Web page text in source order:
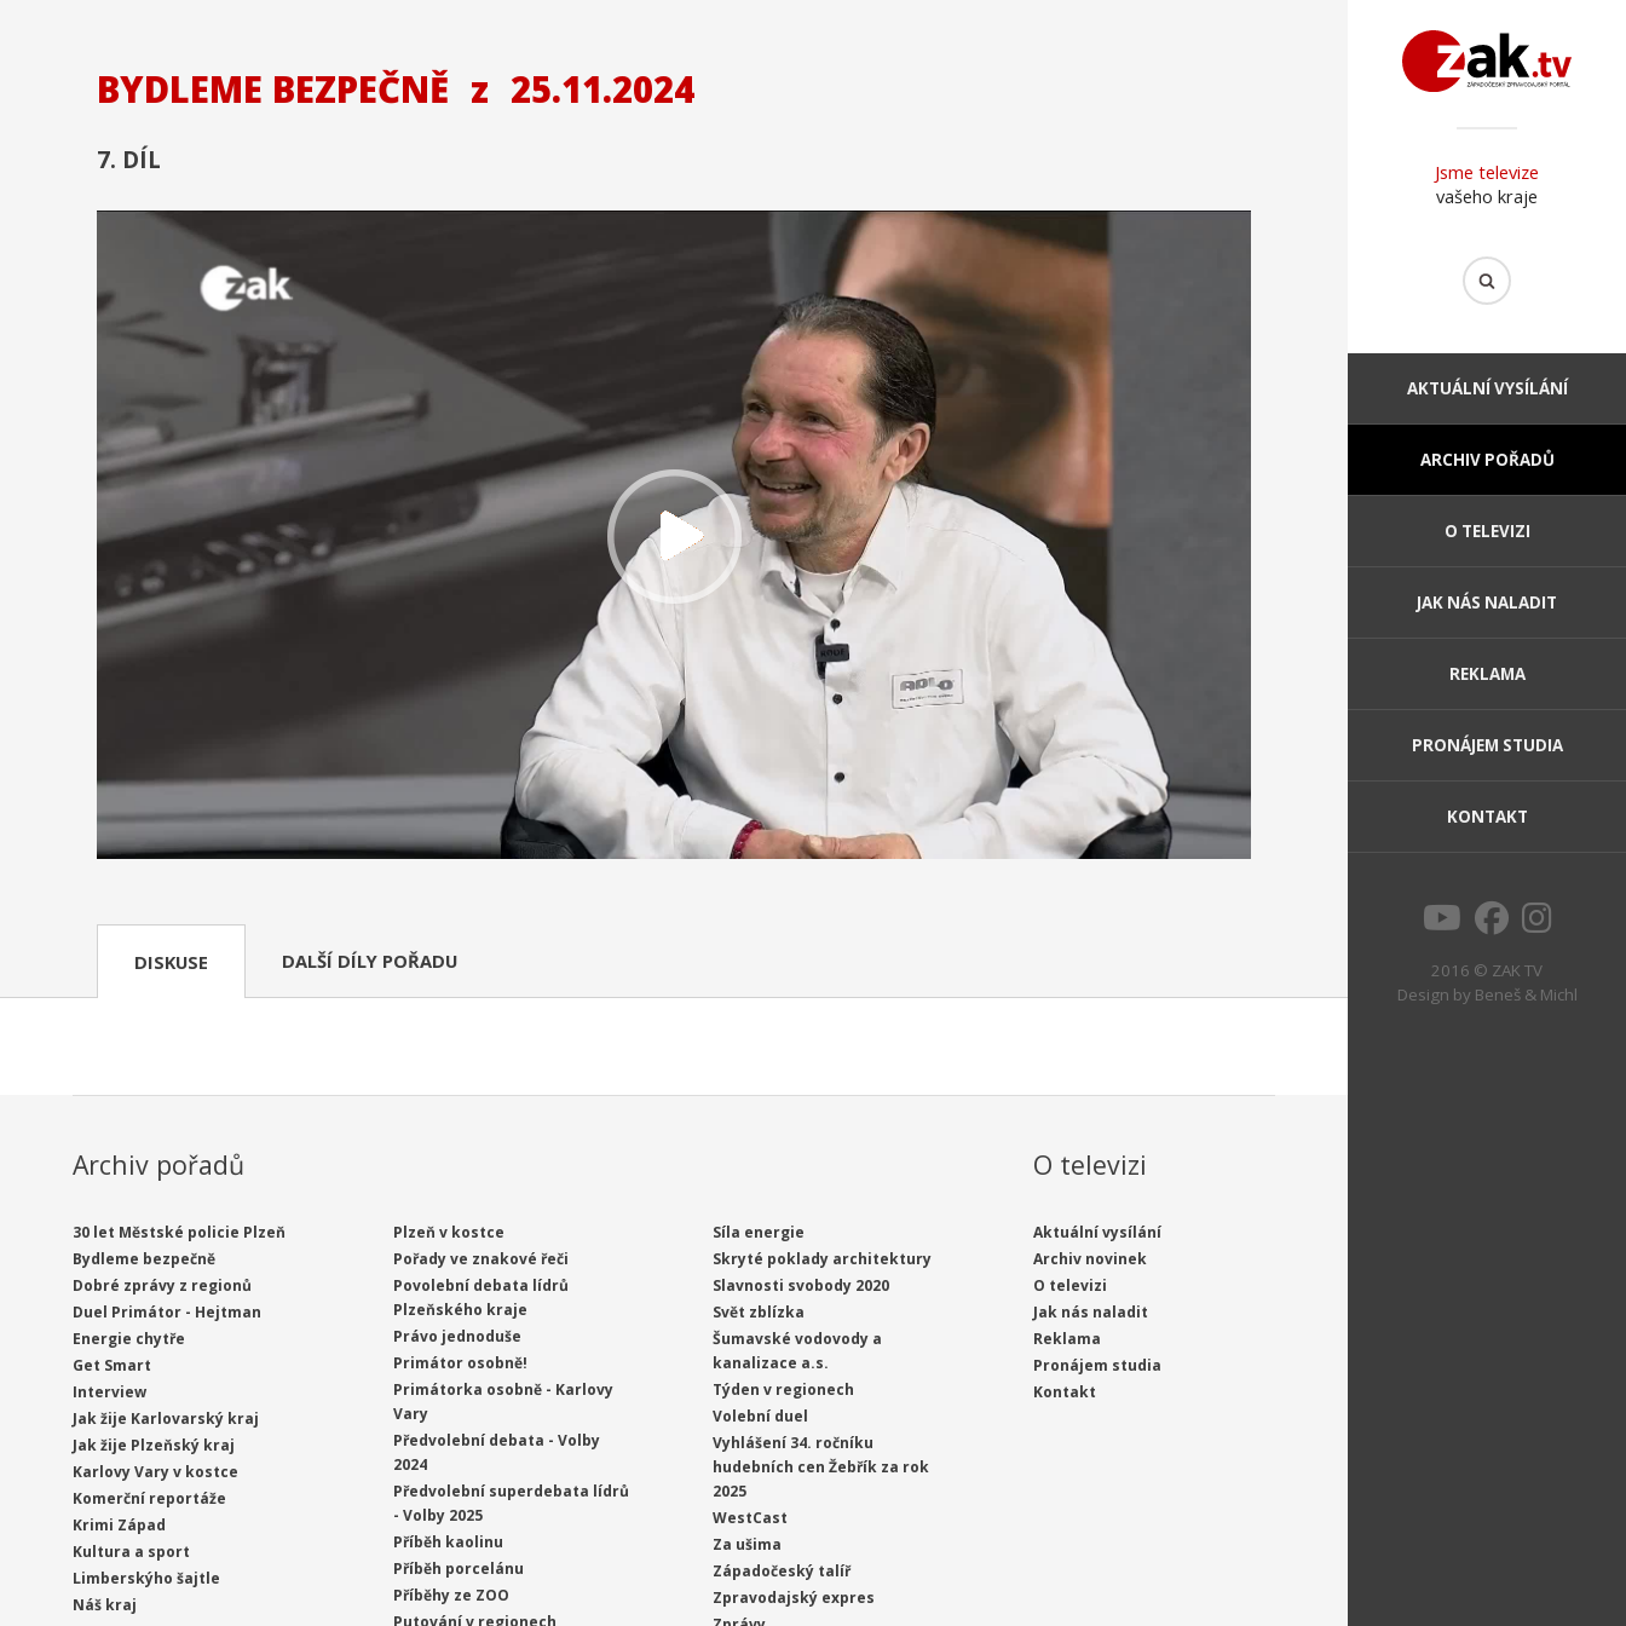
Jsme televize
vašeho kraje
AKTUÁLNÍ VYSÍLÁNÍ
ARCHIV POŘADŮ
O TELEVIZI
JAK NÁS NALADIT
REKLAMA
PRONÁJEM STUDIA
KONTAKT
2016 © ZAK TV
Design by Beneš & Michl
BYDLEME BEZPEČNĚ z 25.11.2024
7. DÍL
DISKUSE DALŠÍ DÍLY POŘADU
Archiv pořadů
30 let Městské policie Plzeň
Bydleme bezpečně
Dobré zprávy z regionů
Duel Primátor - Hejtman
Energie chytře
Get Smart
Interview
Jak žije Karlovarský kraj
Jak žije Plzeňský kraj
Karlovy Vary v kostce
Komerční reportáže
Krimi Západ
Kultura a sport
Limberskýho šajtle
Náš kraj
Plzeň v kostce
Pořady ve znakové řeči
Povolební debata lídrů
Plzeňského kraje
Právo jednoduše
Primátor osobně!
Primátorka osobně - Karlovy
Vary
Předvolební debata - Volby
2024
Předvolební superdebata lídrů
- Volby 2025
Příběh kaolinu
Příběh porcelánu
Příběhy ze ZOO
Síla energie
Skryté poklady architektury
Slavnosti svobody 2020
Svět zblízka
Šumavské vodovody a
kanalizace a.s.
Týden v regionech
Volební duel
Vyhlášení 34. ročníku
hudebních cen Žebřík za rok
2025
WestCast
Za ušima
Západočeský talíř
Zpravodajský expres
O televizi
Aktuální vysílání
Archiv novinek
O televizi
Jak nás naladit
Reklama
Pronájem studia
Kontakt